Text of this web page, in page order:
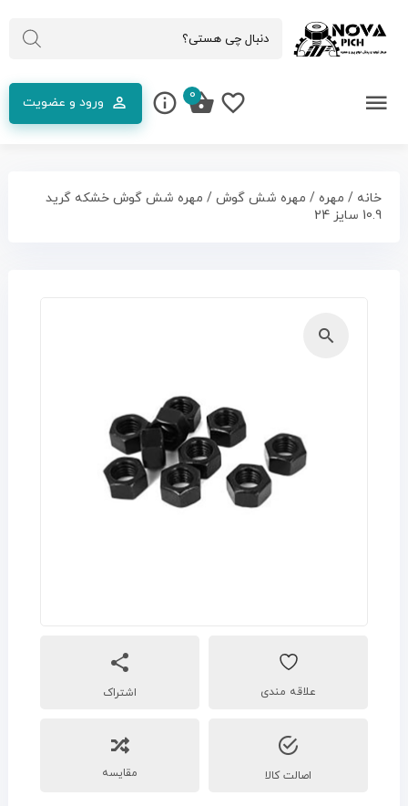
ورود و عضویت 0
خانه / مهره/ مهره شش گوش/ مهره شش گوش خشکه گرید
10.9 سایز 24
اشتراک
اصالت کالا مقایسه